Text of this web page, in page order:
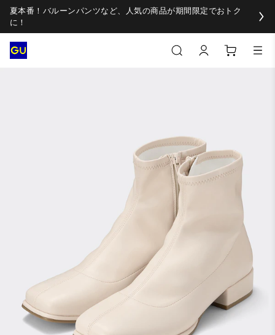
夏本番！バルーンパンツなど、人気の商品が期間限定でおトク
に！